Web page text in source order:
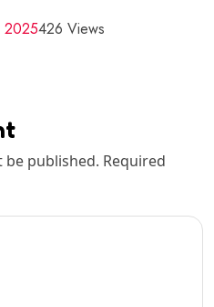
2025426 Views
published. Required